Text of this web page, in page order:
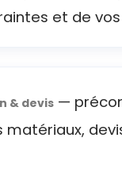
et de vos
& devis —
matériaux,